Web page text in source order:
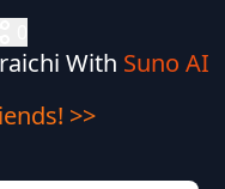
With Suno AI
>>